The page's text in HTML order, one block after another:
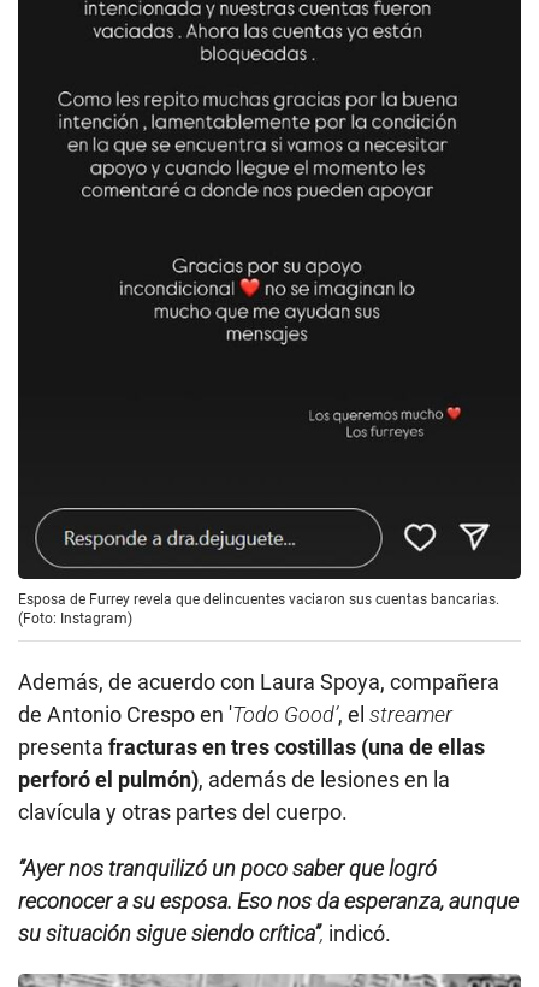
Esposa de Furrey revela que delincuentes vaciaron sus cuentas bancarias.
(Foto: Instagram)
Además, de acuerdo con Laura Spoya, compañera
de Antonio Crespo en 'Todo Good’, el streamer
presenta fracturas en tres costillas (una de ellas
perforó el pulmón), además de lesiones en la
clavícula y otras partes del cuerpo.
“Ayer nos tranquilizó un poco saber que logró
reconocer a su esposa. Eso nos da esperanza, aunque
su situación sigue siendo crítica”, indicó.